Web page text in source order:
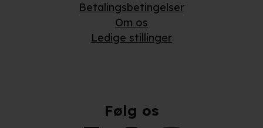
Betalingsbetingelser
Om os
Ledige stillinger
Følg os